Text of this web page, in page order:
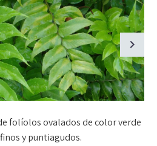
folíolos ovalados de color verde
y puntiagudos.